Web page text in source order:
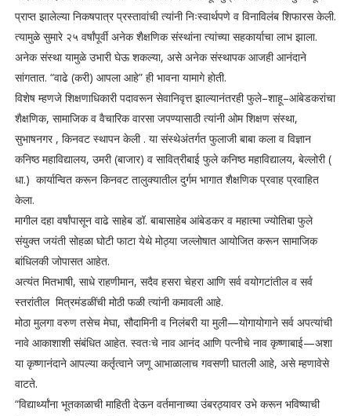
प्राप्त झालेल्या निकषपात्र प्रस्तावांची त्यांनी निःस्वार्थपणे व विनाविलंब शिफारस केली.
त्यामुळे सुमारे २५ वर्षांपूर्वी अनेक शैक्षणिक संस्थांना त्यांच्या सहकार्याचा लाभ झाला.
अनेक संस्था यामुळे उभारी घेऊ शकल्या, असे अनेक संस्थापक आजही आनंदाने
सांगतात. “वाढे (करी) आपला आहे” ही भावना यामागे होती.
विशेष म्हणजे शिक्षणाधिकारी पदावरून सेवानिवृत्त झाल्यानंतरही फुले–शाहू–आंबेडकरांचा
शैक्षणिक, सामाजिक व वैचारिक वारसा जपण्यासाठी त्यांनी ओम शिक्षण संस्था,
सुभाषनगर , किनवट स्थापन केली . या संस्थेअंतर्गत फुलाजी बाबा कला व विज्ञान
कनिष्ठ महाविद्यालय, उमरी (बाजार) व सावित्रीबाई फुले कनिष्ठ महाविद्यालय, बेल्लोरी (
धा.) कार्यान्वित करून किनवट तालुक्यातील दुर्गम भागात शैक्षणिक प्रवाह प्रवाहित
केला.
मागील दहा वर्षांपासून वाढे साहेब डॉ. बाबासाहेब आंबेडकर व महात्मा ज्योतिबा फुले
संयुक्त जयंती सोहळा घोटी फाटा येथे मोठ्या जल्लोषात आयोजित करून सामाजिक
बांधिलकी जोपासत आहेत.
अत्यंत मितभाषी, साधे राहणीमान, सदैव हसरा चेहरा आणि सर्व वयोगटांतील व सर्व
स्तरांतील मित्रमंडळींची मोठी फळी त्यांनी कमावली आहे.
मोठा मुलगा वरुण तसेच मेघा, सौदामिनी व निलंबरी या मुली—योगायोगाने सर्व अपत्यांची
नावे आकाशाशी संबंधित आहेत. स्वतःचे नाव आनंद आणि पत्नीचे नाव कृष्णाबाई—अशा
या कृष्णानंदाने आपल्या कर्तृत्वाने जणू आभाळालाच गवसणी घातली आहे, असे म्हणावेसे
वाटते.
“विद्यार्थ्यांना भूतकाळाची माहिती देऊन वर्तमानाच्या उंबरठ्यावर उभे करून भविष्याची